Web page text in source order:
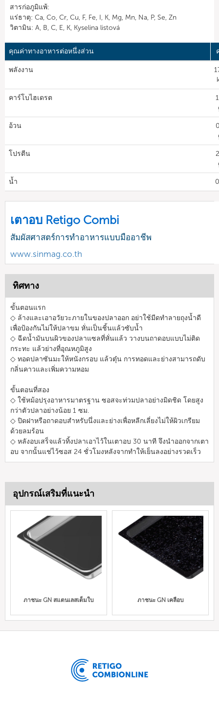
สารก่อภูมิแพ้:
แร่ธาตุ: Ca, Co, Cr, Cu, F, Fe, I, K, Mg, Mn, Na, P, Se, Zn
วิตามิน: A, B, C, E, K, Kyselina listová
คุณค่าทางอาหารต่อหนึ่งส่วน
พลังงาน
คาร์โบไฮเดรต
อ้วน
โปรตีน
น้ำ
เตาอบ Retigo Combi
สัมผัสศาสตร์การทำอาหารแบบมืออาชีพ
www.sinmag.co.th
ทิศทาง
ขั้นตอนแรก
◇ ล้างและเอาอวัยวะภายในของปลาออก อย่าใช้มีดทำลายถุงน้ำดี
เพื่อป้องกันไม่ให้ปลาขม หั่นเป็นชิ้นแล้วซับน้ำ
◇ ฉีดน้ำมันบนผิวของปลาแซลที่หั่นแล้ว วางบนถาดอบแบบไม่ติด
กระทะ แล้วย่างที่อุณหภูมิสูง
◇ ทอดปลาซันมะให้หนังกรอบ แล้วตุ๋น การทอดและย่างสามารถดับ
กลิ่นคาวและเพิ่มความหอม
ขั้นตอนที่สอง
◇ ใช้หม้อปรุงอาหารมาตรฐาน ซอสจะท่วมปลาอย่างมิดชิด โดยสูง
กว่าตัวปลาอย่างน้อย 1 ซม.
◇ ปิดฝาหรือถาดอบสำหรับนึ่งและย่างเพื่อหลีกเลี่ยงไม่ให้ผิวเกรียม
ด้วยลมร้อน
◇ หลังอบเสร็จแล้วทิ้งปลาเอาไว้ในเตาอบ 30 นาที จึงนำออกจากเตา
อบ จากนั้นแช่ไว้ซอส 24 ชั่วโมงหลังจากทำให้เย็นลงอย่างรวดเร็ว
อุปกรณ์เสริมที่แนะนำ
ภาชนะ GN สแตนเลสเต็มใบ ภาชนะ GN เคลือบ